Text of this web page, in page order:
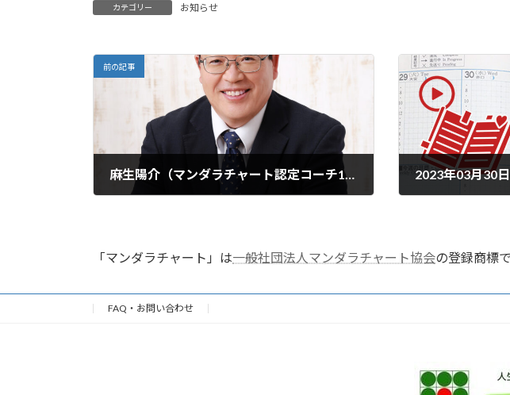
カテゴリー お知らせ
前の記事
麻生陽介（マンダラチャート認定コーチ122号）
「マンダラチャート」は一般社団法人マンダラチャート協会の登録商標
FAQ・お問い合わせ